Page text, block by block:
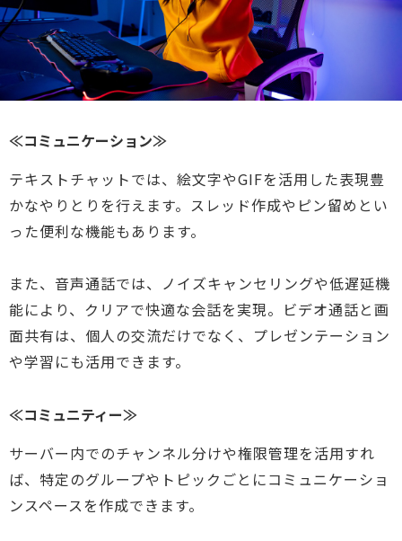
≪コミュニケーション≫
テキストチャットでは、絵文字やGIFを活用した表現豊
かなやりとりを行えます。スレッド作成やピン留めとい
った便利な機能もあります。
また、音声通話では、ノイズキャンセリングや低遅延機
能により、クリアで快適な会話を実現。ビデオ通話と画
面共有は、個人の交流だけでなく、プレゼンテーション
や学習にも活用できます。
≪コミュニティー≫
サーバー内でのチャンネル分けや権限管理を活用すれ
ば、特定のグループやトピックごとにコミュニケーショ
ンスペースを作成できます。